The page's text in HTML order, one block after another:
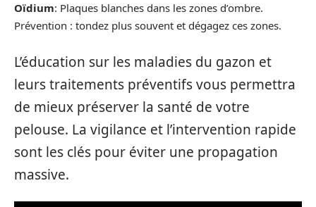
Oïdium: Plaques blanches dans les zones d’ombre.
Prévention : tondez plus souvent et dégagez ces zones.
L’éducation sur les maladies du gazon et
leurs traitements préventifs vous permettra
de mieux préserver la santé de votre
pelouse. La vigilance et l’intervention rapide
sont les clés pour éviter une propagation
massive.